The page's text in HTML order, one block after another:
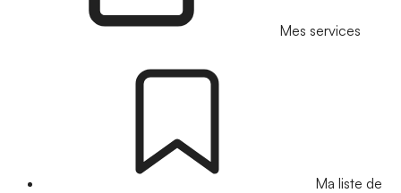
Mes services
Ma liste de